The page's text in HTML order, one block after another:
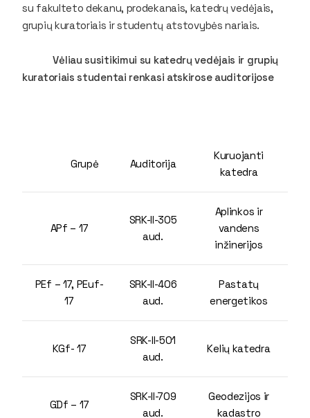
su fakulteto dekanu, prodekanais, katedrų vedėjais,
grupių kuratoriais ir studentų atstovybės nariais.
Vėliau susitikimui su katedrų vedėjais ir grupių
kuratoriais studentai renkasi atskirose auditorijose
Grupė Auditorija
Kuruojanti
katedra
APf – 17
SRK-II-305
aud.
Aplinkos ir
vandens
inžinerijos
PEf – 17, PEuf-
17
SRK-II-406
aud.
Pastatų
energetikos
KGf- 17
SRK-II-501
aud.
Kelių katedra
GDf – 17
SRK-II-709
aud.
Geodezijos ir
kadastro